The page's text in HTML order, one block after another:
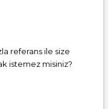
referans ile size
istemez misiniz?